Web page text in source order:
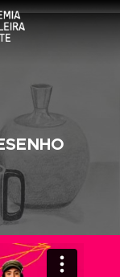
DESENHO